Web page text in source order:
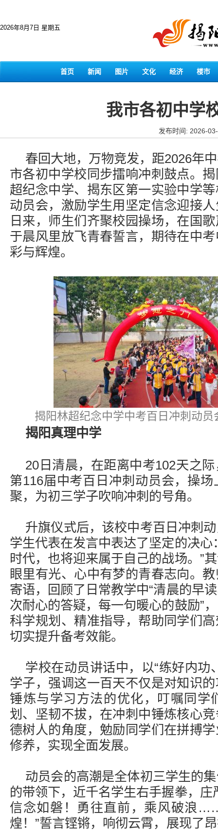
2026年8月7日 星期五
首页 新闻 图片 文化 经济 楼市
我市各初中学
发布时间: 2026-
春回大地，万物竞发，距2026年
市各初中学校同步擂响冲刺鼓点。
超纪念中学、揭东区第一实验中学
动员会，激励学生用坚定信念迎接
日来，师生们齐聚校园操场，在国
于晨风里放飞青春誓言，期待在中
彩与辉煌。
揭阳林超纪念中学中考百日冲刺动
揭阳真理中学
20日清晨，在距离中考102天之
第116届中考百日冲刺动员会，操
聚，为初三学子吹响冲刺的号角。
升旗仪式后，该校中考百日冲刺
学生代表在发言中表达了坚定的决心
时代，也将迎来属于自己的战场。”
眼里有光、心中有梦的青春志向。
寄语，回顾了日常教学中“清晨的早
次耐心的答疑，每一句暖心的鼓励”
科学规划、精准指导，帮助同学们
切实提升备考效能。
学校在动员讲话中，以“练好内功
学子，强调这一百天不仅是对知识
锤炼与学习方法的优化，叮嘱同学
划、坚韧不拔，在冲刺中锤炼核心
德树人的角度，勉励同学们在拼搏
修养，实现全面发展。
动员会的高潮是全体初三学生的
的带领下，近千名学生右手握拳，庄
信念如磐！勇往直前，乘风破浪
煌！”誓言铿锵，响彻云霄，展现了